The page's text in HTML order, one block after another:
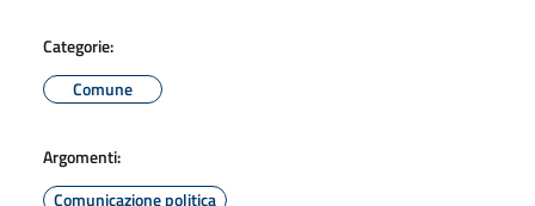
Categorie:
Comune
Argomenti:
Comunicazione politica